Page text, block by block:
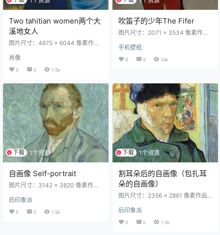
Two tahitian women两个大
溪地女人
图片尺寸：4675 × 6044 像素作品
称：两个大溪地女人创作者：保罗·
高更 Paul Gauguin创作年代：1899
风格：分隔主义体裁：肖像画材
质：布面油画现位于：Metropolitan
Museum of Art (Met), New York Ci
ty, NY, US实际尺寸：94 x 72.4 cm
版权信息：Public Domain（…
肖像
0 0 1.5k
吹笛子的少年The Fifer
图片尺寸：2071 × 3534 像素作品
的少年创作者：爱德华·马奈 Edouar
d Manet创作年代：1866风格：现
实主义体裁：肖像画材质：布面油
寸：161 x 97 cm版权信息：Public
Domain（公有領域） 作品介绍
《吹笛少年》是法国印象…
手机壁纸
0 0 24k
下载 1个资源
自画像 Self-portrait
图片尺寸：3142 × 3820 像素作品
·梵高 Vincent van Gogh创作年代：
1889风格：后印象派体裁：自画像
材质：布面油画现位于：Musée
后印象派
0 0 1.5k
下载 1个资源
割耳朵后的自画像（包扎耳
朵的自画像）
图片尺寸：2356 × 2861 像素作品
Ear创作者：文森特·梵高 Vincent v
an Gogh创作年代：1889风格：后
印象派体裁：自画像材质：布面油
后印象派
0 0 1.5k